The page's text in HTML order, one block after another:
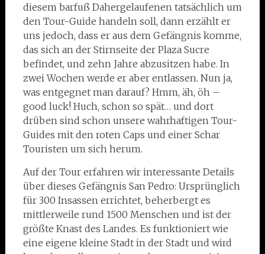
diesem barfuß Dahergelaufenen tatsächlich um
den Tour-Guide handeln soll, dann erzählt er
uns jedoch, dass er aus dem Gefängnis komme,
das sich an der Stirnseite der Plaza Sucre
befindet, und zehn Jahre abzusitzen habe. In
zwei Wochen werde er aber entlassen. Nun ja,
was entgegnet man darauf? Hmm, äh, öh –
good luck! Huch, schon so spät… und dort
drüben sind schon unsere wahrhaftigen Tour-
Guides mit den roten Caps und einer Schar
Touristen um sich herum.
Auf der Tour erfahren wir interessante Details
über dieses Gefängnis San Pedro: Ursprünglich
für 300 Insassen errichtet, beherbergt es
mittlerweile rund 1500 Menschen und ist der
größte Knast des Landes. Es funktioniert wie
eine eigene kleine Stadt in der Stadt und wird